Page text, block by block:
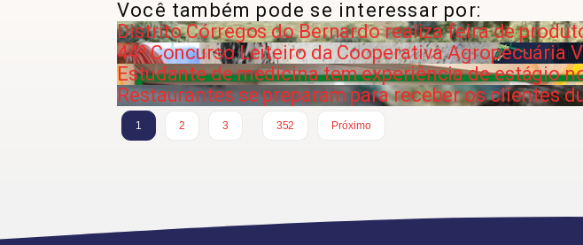
Você também pode se interessar por:
Distrito Córregos do Bernardo realiza feira de
44º Concurso Leiteiro da Cooperativa Agropecuária
Estudante de medicina tem experiência de estágio
Restaurantes se preparam para receber os clientes
1 2 3
352
Próximo